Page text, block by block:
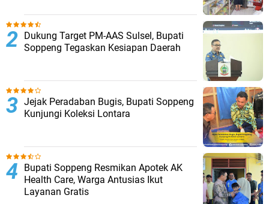
Dukung Target PM-AAS Sulsel, Bupati
Soppeng Tegaskan Kesiapan Daerah
Jejak Peradaban Bugis, Bupati Soppeng
Kunjungi Koleksi Lontara
Bupati Soppeng Resmikan Apotek AK
Health Care, Warga Antusias Ikut
Layanan Gratis